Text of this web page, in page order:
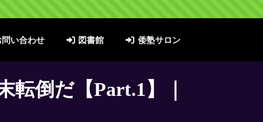
問い合わせ 図書館 倭塾サロン
倒だ【Part.1】｜